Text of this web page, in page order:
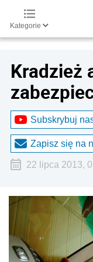
Kategorie
Kradzież
Subskrybuj
Zapisz się na
22 lipca 2013,